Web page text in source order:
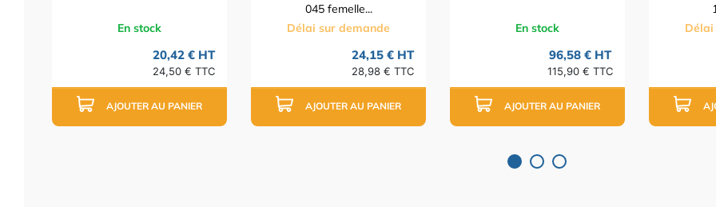
En stock
20,42 € HT
24,50 € TTC
AJOUTER AU PANIER
045 femelle...
Délai sur demande
24,15 € HT
28,98 € TTC
AJOUTER AU PANIER
En stock
96,58 € HT
115,90 € TTC
AJOUTER AU PANIER